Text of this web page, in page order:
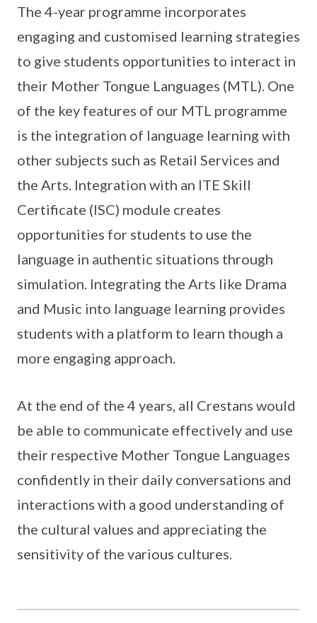
The 4-year programme incorporates
engaging and customised learning strategies
to give students opportunities to interact in
their Mother Tongue Languages (MTL). One
of the key features of our MTL programme
is the integration of language learning with
other subjects such as Retail Services and
the Arts. Integration with an ITE Skill
Certificate (ISC) module creates
opportunities for students to use the
language in authentic situations through
simulation. Integrating the Arts like Drama
and Music into language learning provides
students with a platform to learn though a
more engaging approach.
At the end of the 4 years, all Crestans would
be able to communicate effectively and use
their respective Mother Tongue Languages
confidently in their daily conversations and
interactions with a good understanding of
the cultural values and appreciating the
sensitivity of the various cultures.